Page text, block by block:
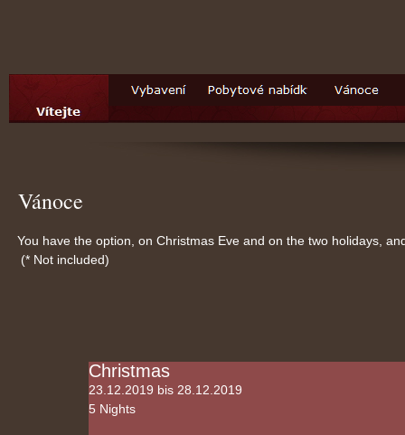
Vánoce
You have the option, on Christmas Eve and on the two holidays,
(* Not included)
Christmas
23.12.2019 bis 28.12.2019
5 Nights